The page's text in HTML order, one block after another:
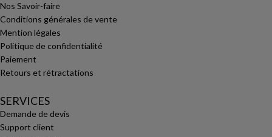
Nos Savoir-faire
Conditions générales de vente
Mention légales
Politique de confidentialité
Paiement
Retours et rétractations
SERVICES
Demande de devis
Support client